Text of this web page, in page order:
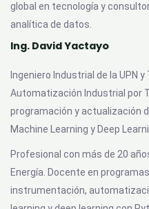
global en tecnología y
analítica de datos.
Ing. David Yactayo
Ingeniero Industrial de la UPN
Automatización Industrial por
programación y actualización
Machine Learning y Deep
Profesional con más de 20
Energía. Docente en
instrumentación,